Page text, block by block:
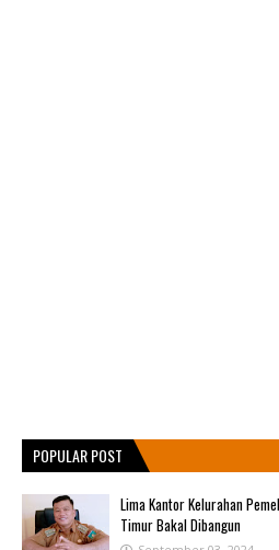
POPULAR POST
Lima Kantor Kelurahan
Timur Bakal Dibangun